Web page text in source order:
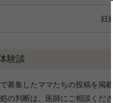
妊
験談
募集したママたちの投稿を掲
の判断は、医師にご相談くださ